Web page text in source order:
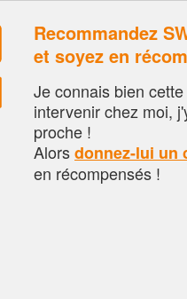
Recommandez
et soyez en
Je connais bien
intervenir chez moi,
proche !
Alorsdonnez-lui un
en récompensés !